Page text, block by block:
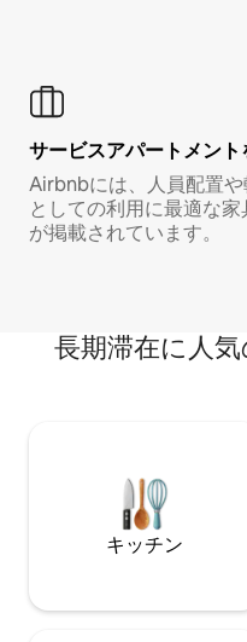
サービスアパートメント
Airbnbには、人員配置
としての利用に最適な
が掲載されています。
長期滞在に人
キッチン